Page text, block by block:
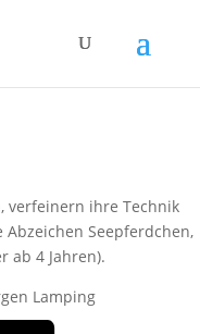
verfeinern ihre Technik
Seepferdchen,
ab 4 Jahren).
Lamping